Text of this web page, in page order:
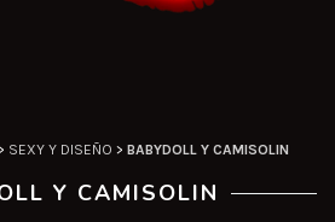
SEXY Y DISEÑO > BABYDOLL Y CAMISOLIN
Y CAMISOLIN